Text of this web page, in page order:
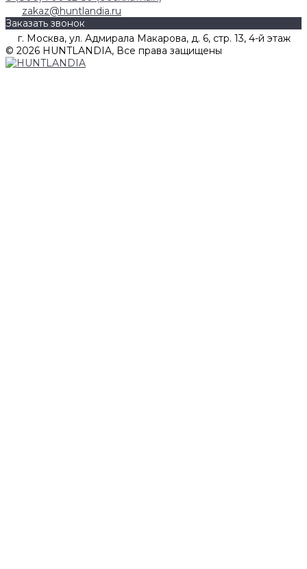
zakaz@huntlandia.ru
Заказать звонок
г. Москва, ул. Адмирала Макарова, д. 6, стр. 13, 4-й этаж
© 2026 HUNTLANDIA, Все права защищены